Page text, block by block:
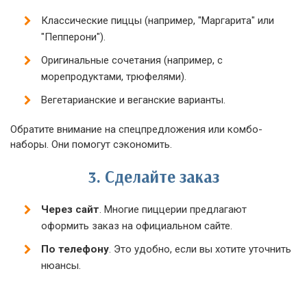
Классические пиццы (например, "Маргарита" или
"Пепперони").
Оригинальные сочетания (например, с
морепродуктами, трюфелями).
Вегетарианские и веганские варианты.
Обратите внимание на спецпредложения или комбо-
наборы. Они помогут сэкономить.
3. Сделайте заказ
Через сайт. Многие пиццерии предлагают
оформить заказ на официальном сайте.
По телефону. Это удобно, если вы хотите уточнить
нюансы.